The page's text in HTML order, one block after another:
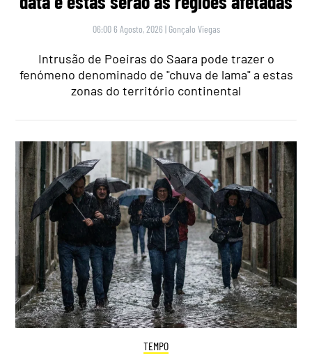
06:00 6 Agosto, 2026 | Gonçalo Viegas
Intrusão de Poeiras do Saara pode trazer o
fenómeno denominado de "chuva de lama" a estas
zonas do território continental
TEMPO